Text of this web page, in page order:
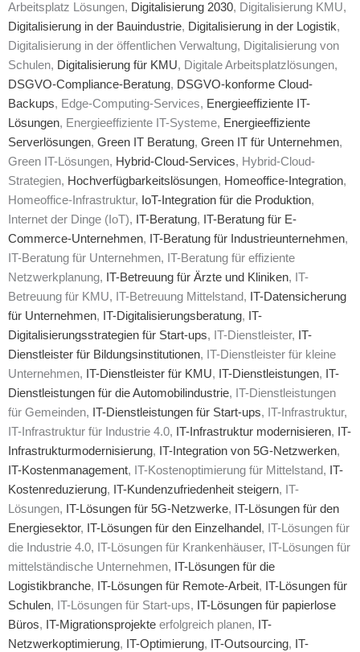
Arbeitsplatz Lösungen, Digitalisierung 2030, Digitalisierung KMU,
Digitalisierung in der Bauindustrie, Digitalisierung in der Logistik,
Digitalisierung in der öffentlichen Verwaltung, Digitalisierung von
Schulen, Digitalisierung für KMU, Digitale Arbeitsplatzlösungen,
DSGVO-Compliance-Beratung, DSGVO-konforme Cloud-
Backups, Edge-Computing-Services, Energieeffiziente IT-
Lösungen, Energieeffiziente IT-Systeme, Energieeffiziente
Serverlösungen, Green IT Beratung, Green IT für Unternehmen,
Green IT-Lösungen, Hybrid-Cloud-Services, Hybrid-Cloud-
Strategien, Hochverfügbarkeitslösungen, Homeoffice-Integration,
Homeoffice-Infrastruktur, IoT-Integration für die Produktion,
Internet der Dinge (IoT), IT-Beratung, IT-Beratung für E-
Commerce-Unternehmen, IT-Beratung für Industrieunternehmen,
IT-Beratung für Unternehmen, IT-Beratung für effiziente
Netzwerkplanung, IT-Betreuung für Ärzte und Kliniken, IT-
Betreuung für KMU, IT-Betreuung Mittelstand, IT-Datensicherung
für Unternehmen, IT-Digitalisierungsberatung, IT-
Digitalisierungsstrategien für Start-ups, IT-Dienstleister, IT-
Dienstleister für Bildungsinstitutionen, IT-Dienstleister für kleine
Unternehmen, IT-Dienstleister für KMU, IT-Dienstleistungen, IT-
Dienstleistungen für die Automobilindustrie, IT-Dienstleistungen
für Gemeinden, IT-Dienstleistungen für Start-ups, IT-Infrastruktur,
IT-Infrastruktur für Industrie 4.0, IT-Infrastruktur modernisieren, IT-
Infrastrukturmodernisierung, IT-Integration von 5G-Netzwerken,
IT-Kostenmanagement, IT-Kostenoptimierung für Mittelstand, IT-
Kostenreduzierung, IT-Kundenzufriedenheit steigern, IT-
Lösungen, IT-Lösungen für 5G-Netzwerke, IT-Lösungen für den
Energiesektor, IT-Lösungen für den Einzelhandel , IT-Lösungen für
die Industrie 4.0, IT-Lösungen für Krankenhäuser, IT-Lösungen für
mittelständische Unternehmen, IT-Lösungen für die
Logistikbranche, IT-Lösungen für Remote-Arbeit, IT-Lösungen für
Schulen, IT-Lösungen für Start-ups, IT-Lösungen für papierlose
Büros, IT-Migrationsprojekte erfolgreich planen, IT-
Netzwerkoptimierung, IT-Optimierung, IT-Outsourcing, IT-